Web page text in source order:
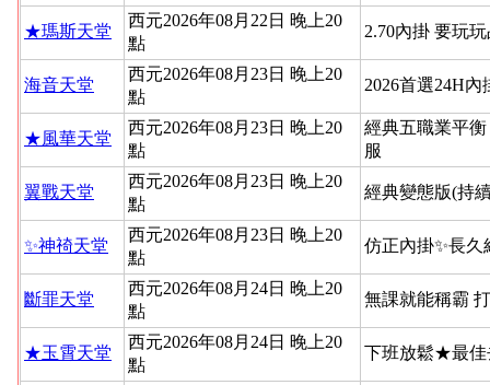
★瑪斯天堂
西元2026年08月22日 晚上20
點
2.70內掛 要玩
海音天堂
西元2026年08月23日 晚上20
點
2026首選24H
★風華天堂
西元2026年08月23日 晚上20
點
經典五職業平
服
翼戰天堂
西元2026年08月23日 晚上20
點
經典變態版(持
✨神䄎天堂
西元2026年08月23日 晚上20
點
仿正內掛✨長久
斷罪天堂
西元2026年08月24日 晚上20
點
無課就能稱霸
★玉霄天堂
西元2026年08月24日 晚上20
點
下班放鬆★最